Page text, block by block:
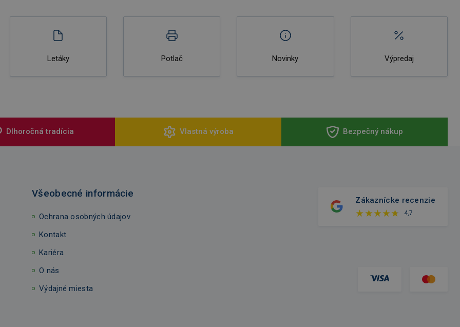
Letáky Potlač Novinky Výpredaj
Dlhoročná tradícia Vlastná výroba Bezpečný nákup
Všeobecné informácie
Ochrana osobných údajov
Kontakt
Kariéra
O nás
Výdajné miesta
Zákaznícke recenzie
4,7